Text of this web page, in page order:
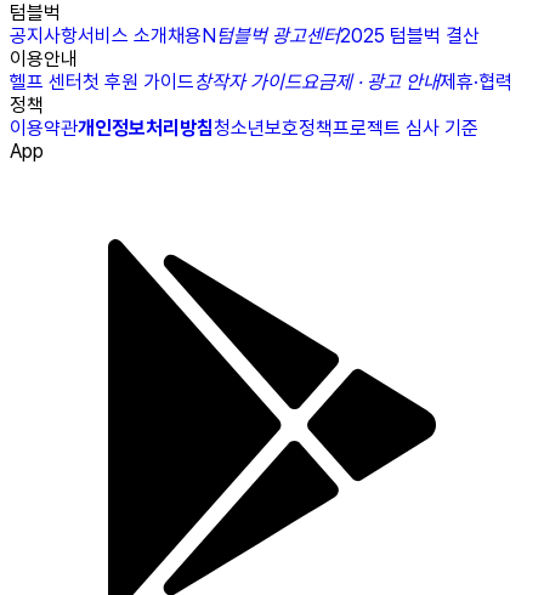
텀블벅
공지사항서비스 소개채용N텀블벅 광고센터2025 텀블벅 결산
이용안내
헬프 센터첫 후원 가이드창작자 가이드요금제 · 광고 안내제휴·협력
정책
이용약관개인정보처리방침청소년보호정책프로젝트 심사 기준
App